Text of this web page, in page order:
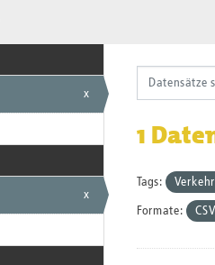
x
x
1
Tags: Verkehr
Formate: CSV